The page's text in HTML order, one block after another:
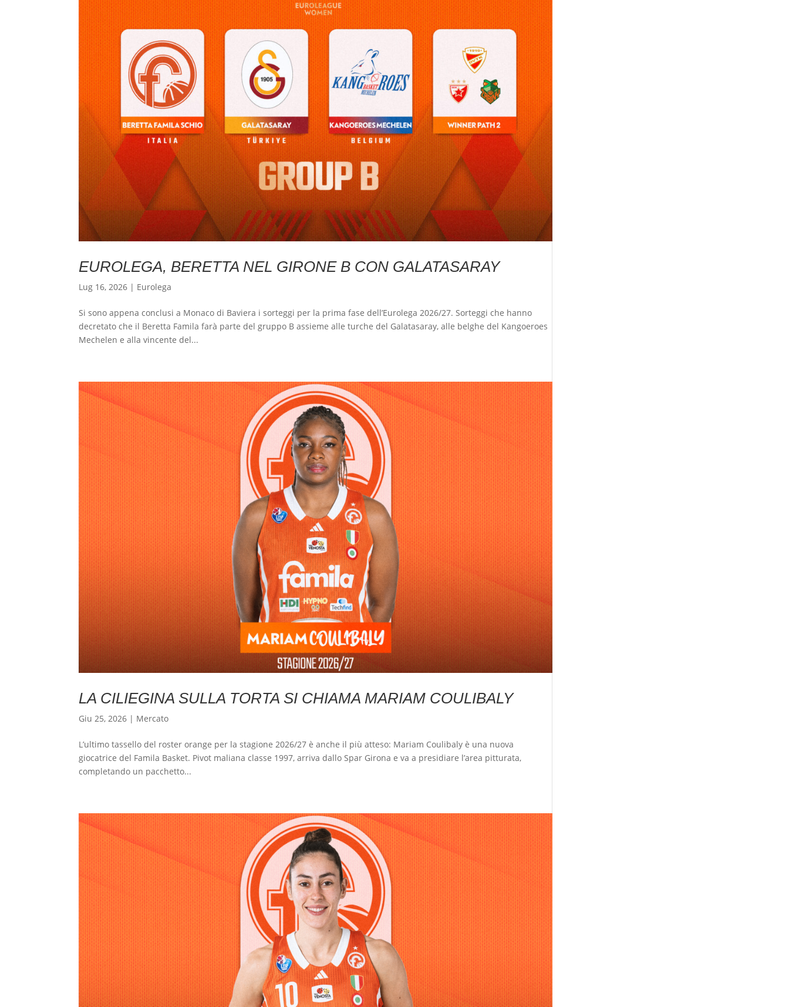
EUROLEGA, BERETTA NEL GIRONE B CON GALATASARAY
Lug 16, 2026 | Eurolega
Si sono appena conclusi a Monaco di Baviera i sorteggi per la prima fase dell’Eurolega 2026/27. Sorteggi che hanno
decretato che il Beretta Famila farà parte del gruppo B assieme alle turche del Galatasaray, alle belghe del Kangoeroes
Mechelen e alla vincente del...
LA CILIEGINA SULLA TORTA SI CHIAMA MARIAM COULIBALY
Giu 25, 2026 | Mercato
L’ultimo tassello del roster orange per la stagione 2026/27 è anche il più atteso: Mariam Coulibaly è una nuova
giocatrice del Famila Basket. Pivot maliana classe 1997, arriva dallo Spar Girona e va a presidiare l’area pitturata,
completando un pacchetto...